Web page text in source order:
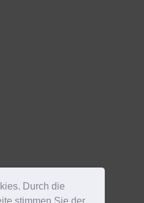
Durch die
stimmen Sie der